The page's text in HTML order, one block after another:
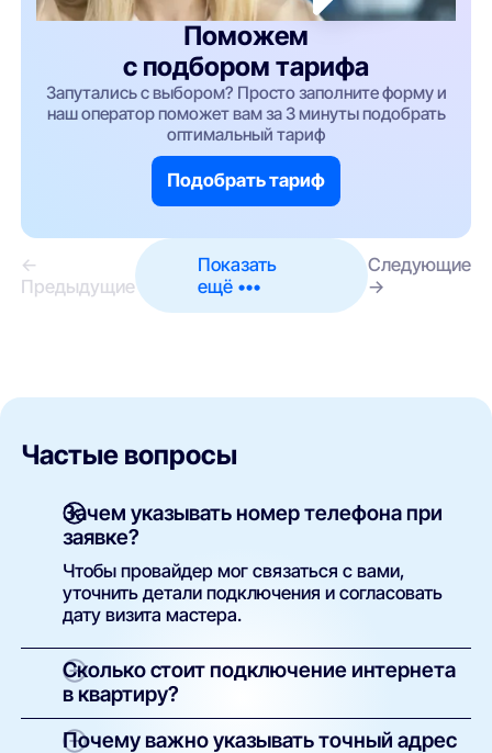
Поможем
с подбором тарифа
Запутались с выбором? Просто заполните форму и
наш оператор поможет вам за 3 минуты подобрать
оптимальный тариф
Подобрать тариф
←
Предыдущие
Показать
ещё •••
Следующие
→
Частые вопросы
Зачем указывать номер телефона при
заявке?
Чтобы провайдер мог связаться с вами,
уточнить детали подключения и согласовать
дату визита мастера.
Сколько стоит подключение интернета
в квартиру?
Как правило, установка бесплатна. Вы
Почему важно указывать точный адрес